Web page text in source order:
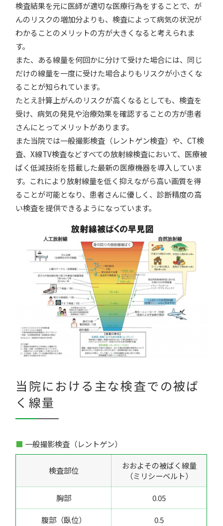
検査結果を元に医師が適切な医療行為をすることで、が
んのリスクの増加分よりも、検査によって病気の状況が
わかることのメリットの方が大きくなると考えられま
す。
また、ある線量を何回かに分けて受けた場合には、同じ
だけの線量を一度に受けた場合よりもリスクが小さくな
ることが知られています。
たとえ計算上がんのリスクが高くなるとしても、検査を
受け、病気の発見や治療効果を確認することの方が患者
さんにとってメリットがあります。
また当院では一般撮影検査（レントゲン検査）や、CT検
査、X線TV検査などすべての放射線検査において、医療被
ばく低減技術を搭載した最新の医療機器を導入していま
す。これにより放射線量を低く抑えながら高い画質を得
ることが可能となり、患者さんに優しく、診断精度の高
い検査を提供できるようになっています。
当院における主な検査での被ば
く線量
一般撮影検査（レントゲン）
検査部位
おおよその被ばく線量
（ミリシーベルト）
胸部
0.05
腹部（臥位）
0.5